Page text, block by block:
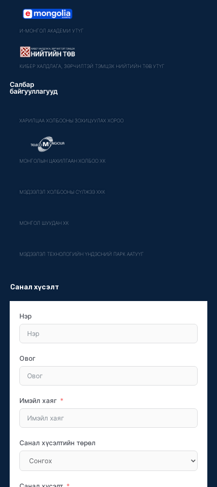
И-МОНГОЛ АКАДЕМИ УТҮГ
КИБЕР ХАЛДЛАГА, ЗӨРЧИЛТЭЙ ТЭМЦЭХ НИЙТИЙН ТӨВ УТҮГ
Салбар
байгууллагууд
ХАРИЛЦАА ХОЛБООНЫ ЗОХИЦУУЛАХ ХОРОО
МОНГОЛЫН ЦАХИЛГААН ХОЛБОО ХК
МЭДЭЭЛЭЛ ХОЛБООНЫ СҮЛЖЭЭ ХХК
МОНГОЛ ШУУДАН ХК
МЭДЭЭЛЭЛ ТЕХНОЛОГИЙН ҮНДЭСНИЙ ПАРК ААТУҮГ
Санал хүсэлт
Нэр
Овог
Имэйл хаяг
Санал хүсэлтийн төрөл